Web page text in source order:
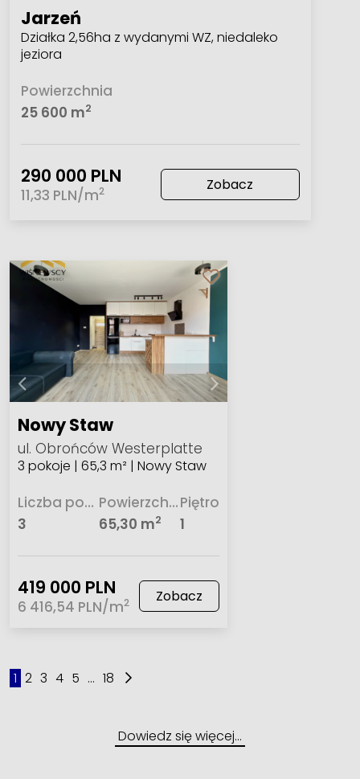
Jarzeń
Działka 2,56ha z wydanymi WZ, niedaleko
jeziora
Powierzchnia
25 600 m2
290 000 PLN
11,33 PLN/m2 Zobacz
Nowy Staw
ul. Obrońców Westerplatte
3 pokoje | 65,3 m² | Nowy Staw
Liczba pokoi
3
Powierzchnia
65,30 m2
Piętro
1
419 000 PLN
6 416,54 PLN/m2 Zobacz
1 2 3 4 5 ... 18
Dowiedz się więcej…